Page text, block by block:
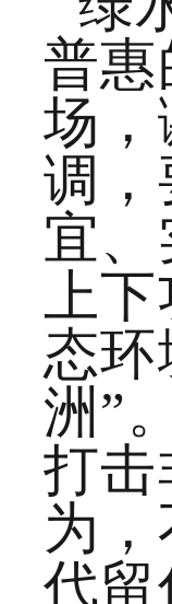
普
场，
调，
宜
上
态
洲”。
打击
为
代留